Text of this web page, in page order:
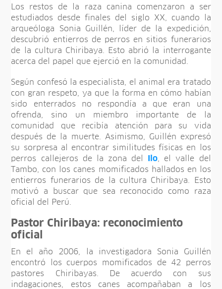
Los restos de la raza canina comenzaron a ser
estudiados desde finales del siglo XX, cuando la
arqueóloga Sonia Guillén, líder de la expedición,
descubrió entierros de perros en sitios funerarios
de la cultura Chiribaya. Esto abrió la interrogante
acerca del papel que ejerció en la comunidad.
Según confesó la especialista, el animal era tratado
con gran respeto, ya que la forma en cómo habían
sido enterrados no respondía a que eran una
ofrenda, sino un miembro importante de la
comunidad que recibía atención para su vida
después de la muerte. Asimismo, Guillén expresó
su sorpresa al encontrar similitudes físicas en los
perros callejeros de la zona del
Ilo , el valle del
Tambo, con los canes momificados hallados en los
entierros funerarios de la cultura Chiribaya. Esto
motivó a buscar que sea reconocido como raza
oficial del Perú.
Pastor Chiribaya: reconocimiento
oficial
En el año 2006, la investigadora Sonia Guillén
encontró los cuerpos momificados de 42 perros
pastores Chiribayas. De acuerdo con sus
indagaciones, estos canes acompañaban a los